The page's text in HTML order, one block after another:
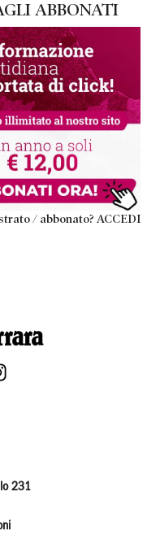
ABBONATI
/ abbonato? ACCEDI
231